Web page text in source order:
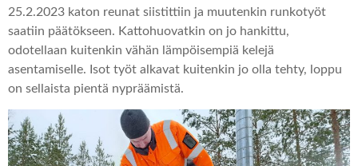
25.2.2023 katon reunat siistittiin ja muutenkin runkotyöt
saatiin päätökseen. Kattohuovatkin on jo hankittu,
odotellaan kuitenkin vähän lämpöisempiä kelejä
asentamiselle. Isot työt alkavat kuitenkin jo olla tehty, loppu
on sellaista pientä nypräämistä.